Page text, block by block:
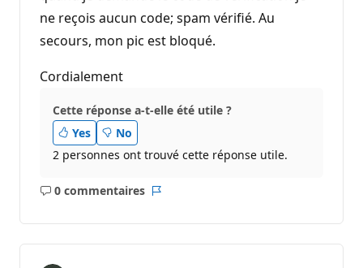
ne reçois aucun code; spam vérifié. Au
secours, mon pic est bloqué.
Cordialement
Cette réponse a-t-elle été utile ?
Yes
No
2 personnes ont trouvé cette réponse utile.
0 commentaires
Aucun